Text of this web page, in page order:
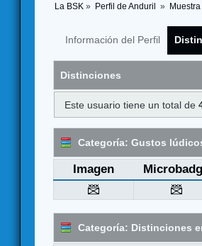
La BSK » Perfil de Anduril »
Información del Perfil
Distinciones
Este usuario tiene un total de
Categoría: Gustos
Imagen
Categoría: Distinciones